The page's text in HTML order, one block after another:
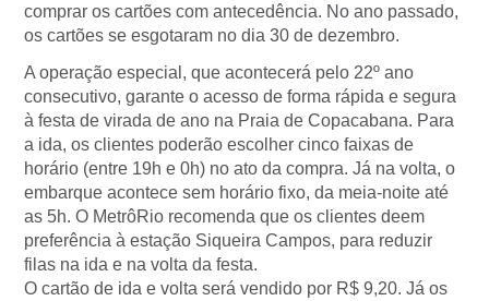
comprar os cartões com antecedência. No ano passado,
os cartões se esgotaram no dia 30 de dezembro.
A operação especial, que acontecerá pelo 22º ano
consecutivo, garante o acesso de forma rápida e segura
à festa de virada de ano na Praia de Copacabana. Para
a ida, os clientes poderão escolher cinco faixas de
horário (entre 19h e 0h) no ato da compra. Já na volta, o
embarque acontece sem horário fixo, da meia-noite até
as 5h. O MetrôRio recomenda que os clientes deem
preferência à estação Siqueira Campos, para reduzir
filas na ida e na volta da festa.
O cartão de ida e volta será vendido por R$ 9,20. Já os